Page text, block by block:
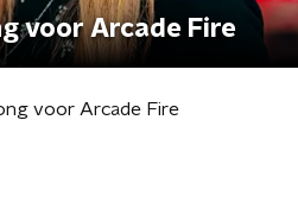
voor Arcade Fire
voor Arcade Fire